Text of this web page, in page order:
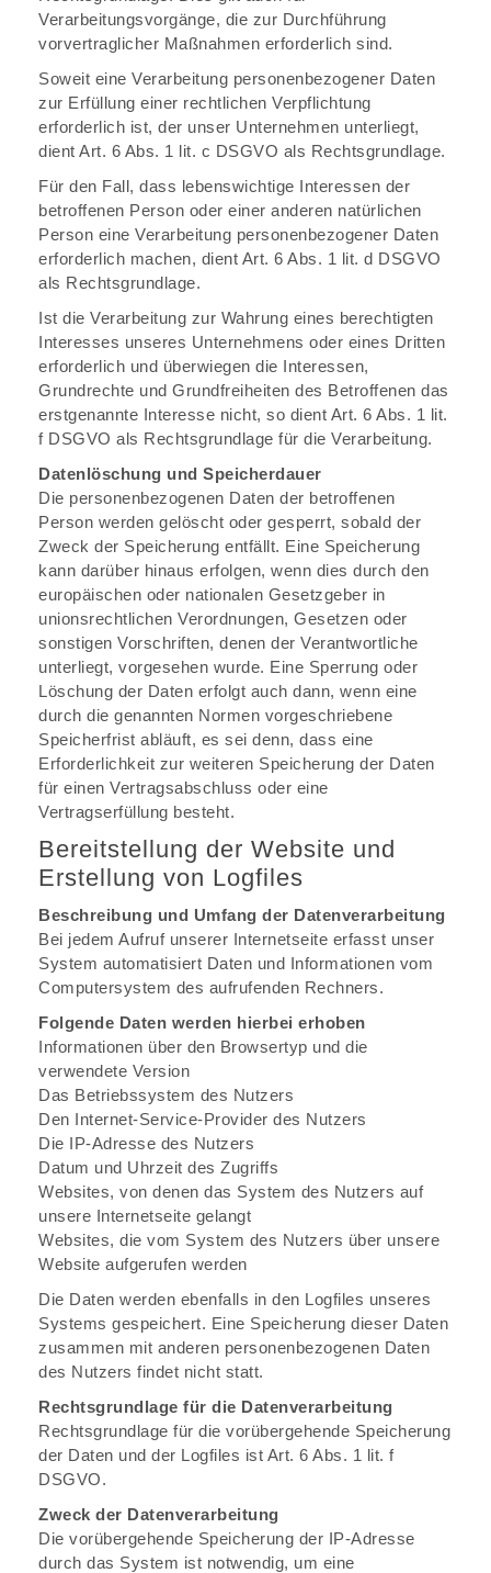
Verarbeitungsvorgänge, die zur Durchführung
vorvertraglicher Maßnahmen erforderlich sind.
Soweit eine Verarbeitung personenbezogener Daten
zur Erfüllung einer rechtlichen Verpflichtung
erforderlich ist, der unser Unternehmen unterliegt,
dient Art. 6 Abs. 1 lit. c DSGVO als Rechtsgrundlage.
Für den Fall, dass lebenswichtige Interessen der
betroffenen Person oder einer anderen natürlichen
Person eine Verarbeitung personenbezogener Daten
erforderlich machen, dient Art. 6 Abs. 1 lit. d DSGVO
als Rechtsgrundlage.
Ist die Verarbeitung zur Wahrung eines berechtigten
Interesses unseres Unternehmens oder eines Dritten
erforderlich und überwiegen die Interessen,
Grundrechte und Grundfreiheiten des Betroffenen das
erstgenannte Interesse nicht, so dient Art. 6 Abs. 1 lit.
f DSGVO als Rechtsgrundlage für die Verarbeitung.
Datenlöschung und Speicherdauer
Die personenbezogenen Daten der betroffenen
Person werden gelöscht oder gesperrt, sobald der
Zweck der Speicherung entfällt. Eine Speicherung
kann darüber hinaus erfolgen, wenn dies durch den
europäischen oder nationalen Gesetzgeber in
unionsrechtlichen Verordnungen, Gesetzen oder
sonstigen Vorschriften, denen der Verantwortliche
unterliegt, vorgesehen wurde. Eine Sperrung oder
Löschung der Daten erfolgt auch dann, wenn eine
durch die genannten Normen vorgeschriebene
Speicherfrist abläuft, es sei denn, dass eine
Erforderlichkeit zur weiteren Speicherung der Daten
für einen Vertragsabschluss oder eine
Vertragserfüllung besteht.
Bereitstellung der Website und
Erstellung von Logfiles
Beschreibung und Umfang der Datenverarbeitung
Bei jedem Aufruf unserer Internetseite erfasst unser
System automatisiert Daten und Informationen vom
Computersystem des aufrufenden Rechners.
Folgende Daten werden hierbei erhoben
Informationen über den Browsertyp und die
verwendete Version
Das Betriebssystem des Nutzers
Den Internet-Service-Provider des Nutzers
Die IP-Adresse des Nutzers
Datum und Uhrzeit des Zugriffs
Websites, von denen das System des Nutzers auf
unsere Internetseite gelangt
Websites, die vom System des Nutzers über unsere
Website aufgerufen werden
Die Daten werden ebenfalls in den Logfiles unseres
Systems gespeichert. Eine Speicherung dieser Daten
zusammen mit anderen personenbezogenen Daten
des Nutzers findet nicht statt.
Rechtsgrundlage für die Datenverarbeitung
Rechtsgrundlage für die vorübergehende Speicherung
der Daten und der Logfiles ist Art. 6 Abs. 1 lit. f
DSGVO.
Zweck der Datenverarbeitung
Die vorübergehende Speicherung der IP-Adresse
durch das System ist notwendig, um eine